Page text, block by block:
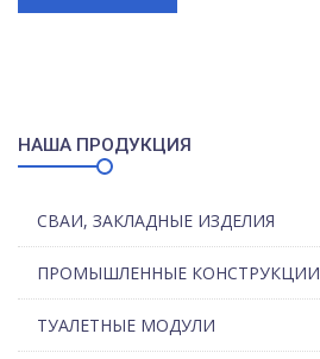
НАША ПРОДУКЦИЯ
СВАИ, ЗАКЛАДНЫЕ ИЗДЕЛИЯ
ПРОМЫШЛЕННЫЕ КОНСТРУКЦИИ
ТУАЛЕТНЫЕ МОДУЛИ